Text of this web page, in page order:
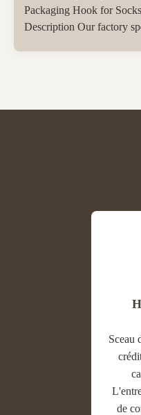
Packaging Hook for
Description Our factory
cardboard hangers Gloves
Sceau
de